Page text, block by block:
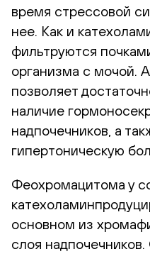
время стрессовой
нее. Как и
фильтруются
организма с мочой.
позволяет
наличие
надпочечников, а
гипертоническую
Феохромацитома у
основном из
слоя